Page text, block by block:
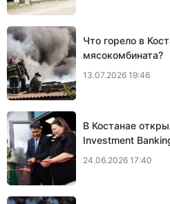
Что горело в
мясокомбината?
13.07.2026 19:46
В Костанае
Investment
24.06.2026 17:40